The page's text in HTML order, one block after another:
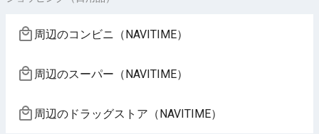
周辺のコンビニ（NAVITIME）
周辺のスーパー（NAVITIME）
周辺のドラッグストア（NAVITIME）